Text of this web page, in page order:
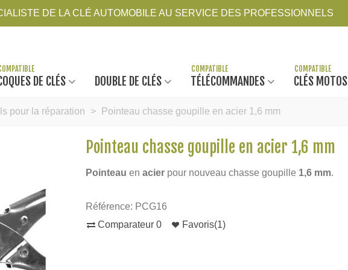
DE LA CLÉ AUTOMOBILE AU SERVICE DES PROFESSIONNELS
DE CLÉS DOUBLE DE CLÉS TÉLÉCOMMANDES CLÉS MOTOS
pour la réparation > Pointeau chasse goupille en acier 1,6 mm
Pointeau chasse goupille en acier 1,6 mm
Pointeau en acierpour nouveau chasse goupille 1,6 mm.
Référence: PCG16
Comparateur 0 Favoris(1)